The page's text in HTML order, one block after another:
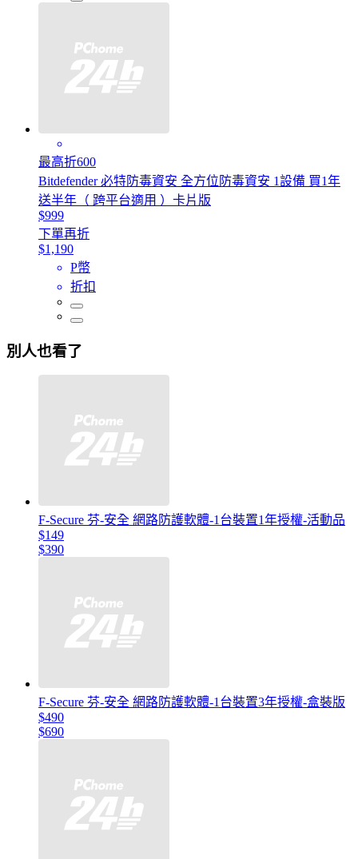
最高折600
Bitdefender 必特防毒資安 全方位防毒資安 1設備 買1年
送半年（ 跨平台適用 ）卡片版
$999
下單再折
$1,190
P幣
折扣
別人也看了
F-Secure 芬-安全 網路防護軟體-1台裝置1年授權-活動品
$149
$390
F-Secure 芬-安全 網路防護軟體-1台裝置3年授權-盒裝版
$490
$690